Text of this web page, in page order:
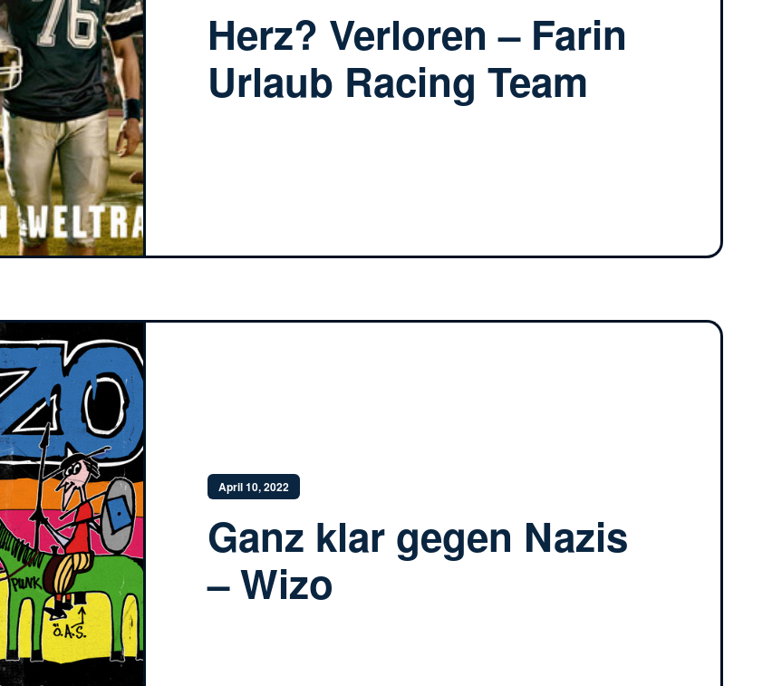
Herz? Verloren – Farin
Urlaub Racing Team
April 10, 2022
Ganz klar gegen Nazis
– Wizo